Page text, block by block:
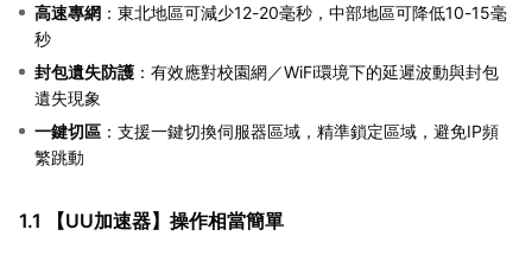
高速專網 ：東北地區可減少12-20毫秒，中部地區可降低10-15毫
秒
封包遺失防護 ：有效應對校園網／WiFi環境下的延遲波動與封包
遺失現象
一鍵切區 ：支援一鍵切換伺服器區域，精準鎖定區域，避免IP頻
繁跳動
1.1 【UU加速器】操作相當簡單